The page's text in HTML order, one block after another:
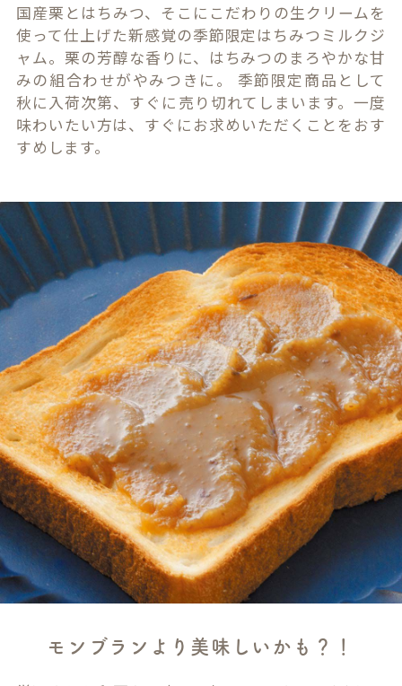
国産栗とはちみつ、そこにこだわりの生クリームを
使って仕上げた新感覚の季節限定はちみつミルクジ
ャム。栗の芳醇な香りに、はちみつのまろやかな甘
みの組合わせがやみつきに。 季節限定商品として
秋に入荷次第、すぐに売り切れてしまいます。一度
味わいたい方は、すぐにお求めいただくことをおす
すめします。
モンブランより美味しいかも？！